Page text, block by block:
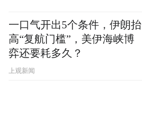
一口气开出5个条件，伊朗抬
高“复航门槛”，美伊海峡博
弈还要耗多久？
上观新闻